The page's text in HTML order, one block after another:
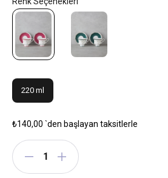
220 ml
₺140,00 `den başlayan taksitlerle